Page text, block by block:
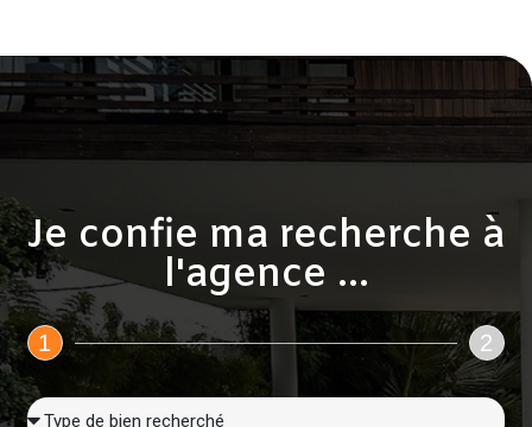
Je confie ma recherche à
l'agence ...
1 2